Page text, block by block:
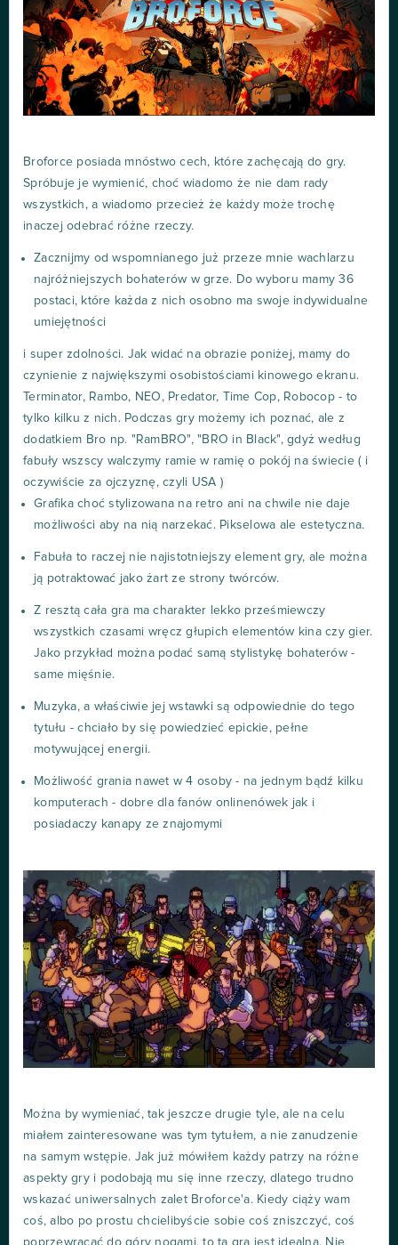
Broforce posiada mnóstwo cech, które zachęcają do gry.
Spróbuje je wymienić, choć wiadomo że nie dam rady
wszystkich, a wiadomo przecież że każdy może trochę
inaczej odebrać różne rzeczy.
Zacznijmy od wspomnianego już przeze mnie wachlarzu
najróżniejszych bohaterów w grze. Do wyboru mamy 36
postaci, które każda z nich osobno ma swoje indywidualne
umiejętności
i super zdolności. Jak widać na obrazie poniżej, mamy do
czynienie z największymi osobistościami kinowego ekranu.
Terminator, Rambo, NEO, Predator, Time Cop, Robocop - to
tylko kilku z nich. Podczas gry możemy ich poznać, ale z
dodatkiem Bro np. "RamBRO", "BRO in Black", gdyż według
fabuły wszscy walczymy ramie w ramię o pokój na świecie ( i
oczywiście za ojczyznę, czyli USA )
Grafika choć stylizowana na retro ani na chwile nie daje
możliwości aby na nią narzekać. Pikselowa ale estetyczna.
Fabuła to raczej nie najistotniejszy element gry, ale można
ją potraktować jako żart ze strony twórców.
Z resztą cała gra ma charakter lekko prześmiewczy
wszystkich czasami wręcz głupich elementów kina czy gier.
Jako przykład można podać samą stylistykę bohaterów -
same mięśnie.
Muzyka, a właściwie jej wstawki są odpowiednie do tego
tytułu - chciało by się powiedzieć epickie, pełne
motywującej energii.
Możliwość grania nawet w 4 osoby - na jednym bądź kilku
komputerach - dobre dla fanów onlinenówek jak i
posiadaczy kanapy ze znajomymi
Można by wymieniać, tak jeszcze drugie tyle, ale na celu
miałem zainteresowane was tym tytułem, a nie zanudzenie
na samym wstępie. Jak już mówiłem każdy patrzy na różne
aspekty gry i podobają mu się inne rzeczy, dlatego trudno
wskazać uniwersalnych zalet Broforce'a. Kiedy ciąży wam
coś, albo po prostu chcielibyście sobie coś zniszczyć, coś